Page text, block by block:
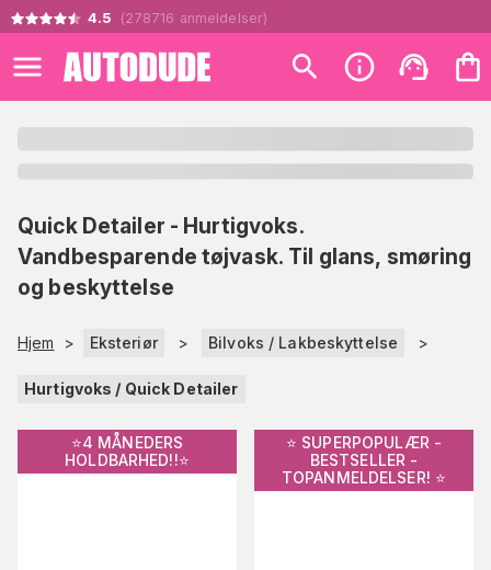
4.5 (278716 anmeldelser)
Quick Detailer - Hurtigvoks.
Vandbesparende tøjvask. Til glans, smøring
og beskyttelse
Hjem > Eksteriør > Bilvoks / Lakbeskyttelse >
Hurtigvoks / Quick Detailer
⭐️4 MÅNEDERS
HOLDBARHED!!⭐️
⭐️ SUPERPOPULÆR -
BESTSELLER -
TOPANMELDELSER! ⭐️